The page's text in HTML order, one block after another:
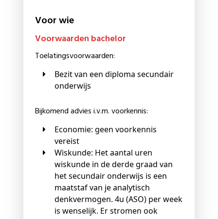
Voor wie
Voorwaarden bachelor
Toelatingsvoorwaarden:
Bezit van een diploma secundair
onderwijs
Bijkomend advies i.v.m. voorkennis:
Economie: geen voorkennis
vereist
Wiskunde: Het aantal uren
wiskunde in de derde graad van
het secundair onderwijs is een
maatstaf van je analytisch
denkvermogen. 4u (ASO) per week
is wenselijk. Er stromen ook